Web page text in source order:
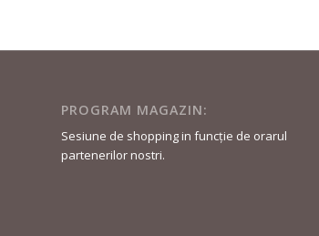
PROGRAM MAGAZIN:
Sesiune de shopping in funcție de orarul
partenerilor nostri.